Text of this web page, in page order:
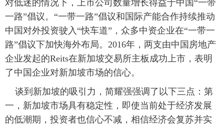
对低迷的情况下，上市公司数量增长得益于中国“一带
一路”倡议。“一带一路”倡议和国际产能合作持续推动
中国对外投资驶入“快车道”，众多中资企业在“一带一
路”倡议下加快海外布局。2016年，两支由中国房地产
企业发起的Reits在新加坡交易所主板成功上市，表明
了中国企业对新加坡市场的信心。
谈到新加坡的吸引力，简耀强强调了以下三点：第
一，新加坡市场具有稳定性，即使当前处于经济发展
的低潮期，投资者也信心不减，相信经济会复苏并实